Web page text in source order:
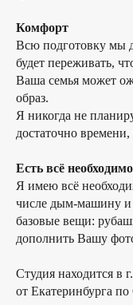
Комфорт
Всю подготовку мы
будет переживать,
Ваша семья может
образ.
Я никогда не
достаточно времени,
Есть всё
Я имею всё
числе дым-машину и
базовые вещи:
дополнить Вашу
Студия находится в
от Екатеринбурга по